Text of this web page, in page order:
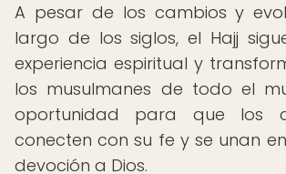
A pesar de los cambios y
largo de los siglos, el Hajj
experiencia espiritual y
los musulmanes de todo el
oportunidad para que los
conecten con su fe y se unan
devoción a Dios.